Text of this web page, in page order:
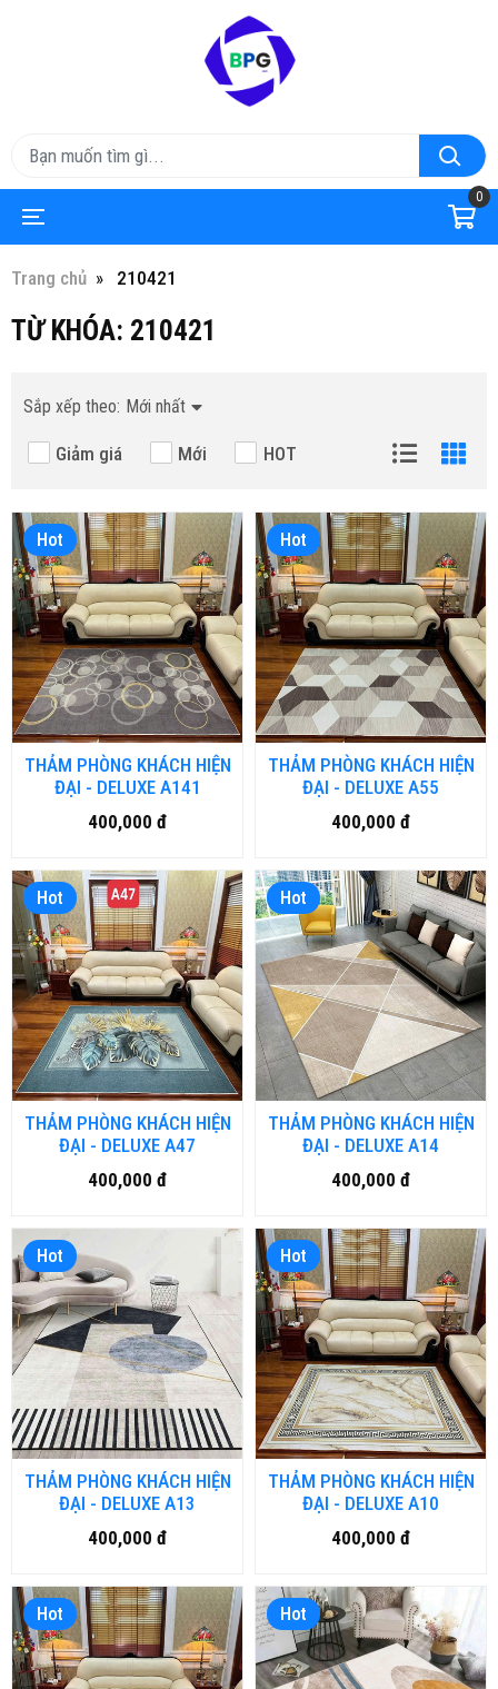
0
Trang chủ 210421
TỪ KHÓA: 210421
Sắp xếp theo: Mới nhất
Giảm giá Mới HOT
Hot
THẢM PHÒNG KHÁCH HIỆN
ĐẠI - DELUXE A141
400,000 đ
Hot
THẢM PHÒNG KHÁCH HIỆN
ĐẠI - DELUXE A55
400,000 đ
Hot
THẢM PHÒNG KHÁCH HIỆN
ĐẠI - DELUXE A47
400,000 đ
Hot
THẢM PHÒNG KHÁCH HIỆN
ĐẠI - DELUXE A14
400,000 đ
Hot
THẢM PHÒNG KHÁCH HIỆN
ĐẠI - DELUXE A13
400,000 đ
Hot
THẢM PHÒNG KHÁCH HIỆN
ĐẠI - DELUXE A10
400,000 đ
Hot Hot